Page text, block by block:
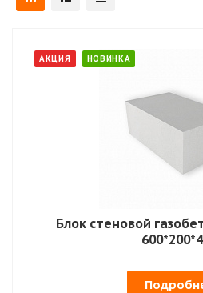
АКЦИЯ НОВИНКА
Блок стеновой